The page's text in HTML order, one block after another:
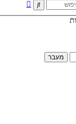
חיפוש